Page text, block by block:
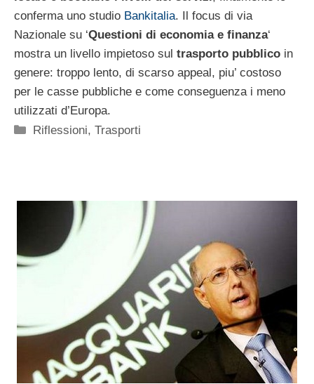
conferma uno studio Bankitalia. Il focus di via
Nazionale su ‘Questioni di economia e finanza‘
mostra un livello impietoso sul trasporto pubblico in
genere: troppo lento, di scarso appeal, piu’ costoso
per le casse pubbliche e come conseguenza i meno
utilizzati d’Europa.
Categorie
Riflessioni,Trasporti